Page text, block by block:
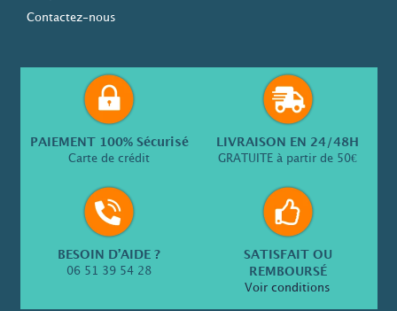
Contactez-nous
PAIEMENT 100% Sécurisé
Carte de crédit
LIVRAISON EN 24/48H
GRATUITE à partir de 50€
BESOIN D’AIDE ?
06 51 39 54 28
SATISFAIT OU
REMBOURSÉ
Voir conditions